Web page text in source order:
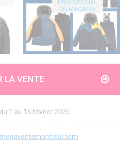
LA VENTE
du 1 au 16 février 2025
megaventemontreal.com